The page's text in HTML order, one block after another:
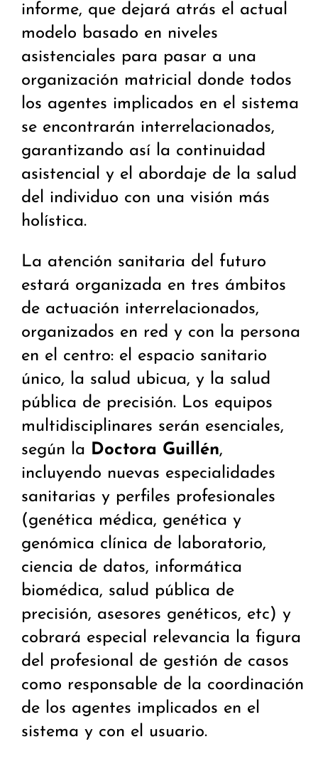
informe, que dejará atrás el actual
modelo basado en niveles
asistenciales para pasar a una
organización matricial donde todos
los agentes implicados en el sistema
se encontrarán interrelacionados,
garantizando así la continuidad
asistencial y el abordaje de la salud
del individuo con una visión más
holística.
La atención sanitaria del futuro
estará organizada en tres ámbitos
de actuación interrelacionados,
organizados en red y con la persona
en el centro: el espacio sanitario
único, la salud ubicua, y la salud
pública de precisión. Los equipos
multidisciplinares serán esenciales,
según la Doctora Guillén,
incluyendo nuevas especialidades
sanitarias y perfiles profesionales
(genética médica, genética y
genómica clínica de laboratorio,
ciencia de datos, informática
biomédica, salud pública de
precisión, asesores genéticos, etc) y
cobrará especial relevancia la figura
del profesional de gestión de casos
como responsable de la coordinación
de los agentes implicados en el
sistema y con el usuario.